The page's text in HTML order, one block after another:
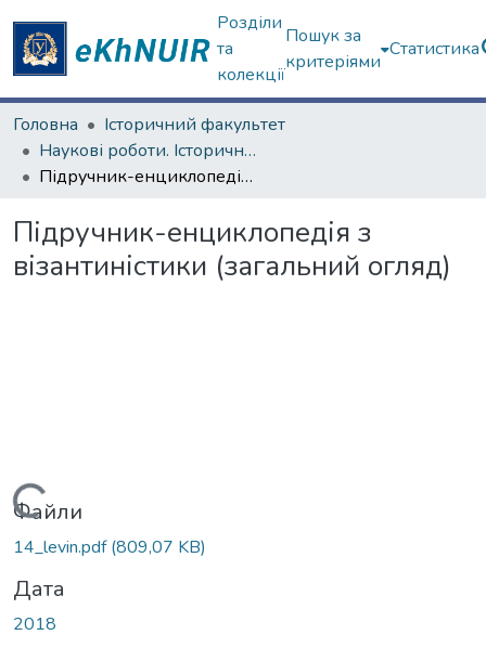
Розділи
та
колекції
Пошук за
критеріями
Статистика
Головна
Історичний факультет
Наукові роботи. Історичний факультет
Підручник-енциклопедія з візантиністики (загальний огляд)
Підручник-енциклопедія з
візантиністики (загальний огляд)
Вантажиться...
Файли
14_levin.pdf(809,07 KB)
Дата
2018